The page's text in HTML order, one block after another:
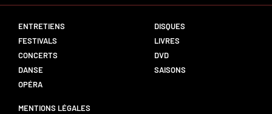
ENTRETIENS
FESTIVALS
CONCERTS
DANSE
OPÉRA
DISQUES
LIVRES
DVD
SAISONS
MENTIONS LÉGALES